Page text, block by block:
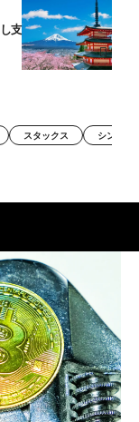
支持率アップ狙う
スタックス シンボル